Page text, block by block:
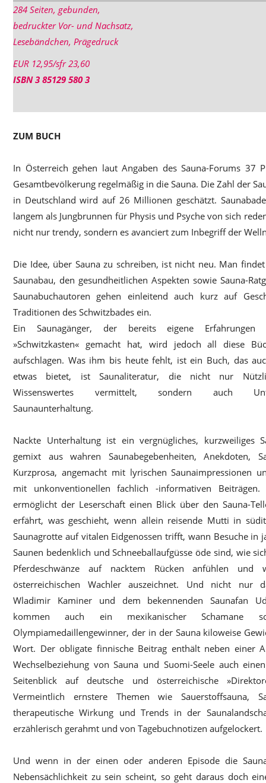
284 Seiten, gebunden,
bedruckter Vor- und Nachsatz,
Lesebändchen, Prägedruck
EUR 12,95/sfr 23,60
ISBN 3 85129 580 3
ZUM BUCH
In Österreich gehen laut Angaben des Sauna-Forums 37
Gesamtbevölkerung regelmäßig in die Sauna. Die Zahl der
in Deutschland wird auf 26 Millionen geschätzt.
langem als Jungbrunnen für Physis und Psyche von sich
nicht nur trendy, sondern es avanciert zum Inbegriff der
Die Idee, über Sauna zu schreiben, ist nicht neu. Man
Saunabau, den gesundheitlichen Aspekten sowie Sauna-
Saunabuchautoren gehen einleitend auch kurz auf
Traditionen des Schwitzbades ein.
Ein Saunagänger, der bereits eigene
»Schwitzkasten« gemacht hat, wird jedoch all diese
aufschlagen. Was ihm bis heute fehlt, ist ein Buch, das
etwas bietet, ist Saunaliteratur, die nicht nur
Wissenswertes vermittelt, sondern auch
Saunaunterhaltung.
Nackte Unterhaltung ist ein vergnügliches, kurzweiliges
gemixt aus wahren Saunabegebenheiten, Anekdoten,
Kurzprosa, angemacht mit lyrischen Saunaimpressionen
mit unkonventionellen fachlich -informativen Beiträgen.
ermöglicht der Leserschaft einen Blick über den Sauna-
erfährt, was geschieht, wenn allein reisende Mutti in
Saunagrotte auf vitalen Eidgenossen trifft, wann Besuche in
Saunen bedenklich und Schneeballaufgüsse öde sind, wie
Pferdeschwänze auf nacktem Rücken anfühlen und
österreichischen Wachler auszeichnet. Und nicht nur
Wladimir Kaminer und dem bekennenden Saunafan
kommen auch ein mexikanischer Schamane
Olympiamedaillengewinner, der in der Sauna kiloweise
Wort. Der obligate finnische Beitrag enthält neben einer
Wechselbeziehung von Sauna und Suomi-Seele auch
Seitenblick auf deutsche und österreichische
Vermeintlich ernstere Themen wie Sauerstoffsauna,
therapeutische Wirkung und Trends in der
erzählerisch gerahmt und von Tagebuchnotizen aufgelockert.
Und wenn in der einen oder anderen Episode die
Nebensächlichkeit zu sein scheint, so geht daraus doch